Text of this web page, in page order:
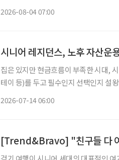
2026-08-04 07:00
시니어 레지던스, 노후 자산운
집은 있지만 현금흐름이 부족한 시대,
테이 등)를 두고 필수인지 선택인지 설
2026-07-14 06:00
[Trend&Bravo] "친구들 다